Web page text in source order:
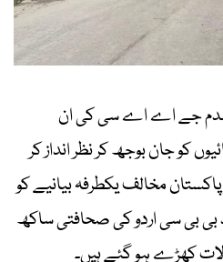
جے اے اے سی کی ان
کو جان بوجھ کر نظر انداز کر
مخالف یکطرفہ بیانیے کو
بی سی اردو کی صحافتی ساکھ
کھڑے ہو گئے ہیں۔